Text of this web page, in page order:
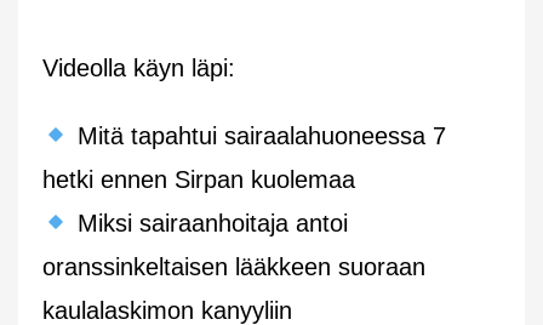
Videolla käyn läpi:
Mitä tapahtui sairaalahuoneessa 7
hetki ennen Sirpan kuolemaa
Miksi sairaanhoitaja antoi
oranssinkeltaisen lääkkeen suoraan
kaulalaskimon kanyyliin